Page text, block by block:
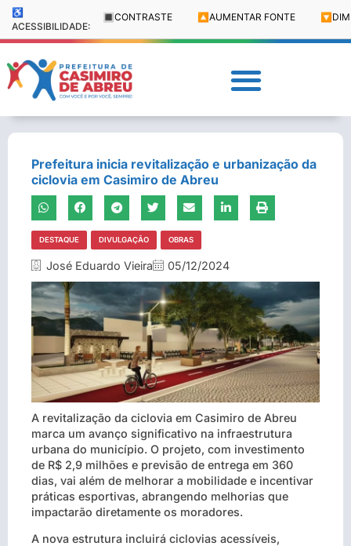
♿
ACESSIBILIDADE:
🔳 CONTRASTE 🔼 AUMENTAR FONTE 🔽
Prefeitura inicia revitalização e urbanização da
ciclovia em Casimiro de Abreu
DESTAQUE DIVULGAÇÃO OBRAS
José Eduardo Vieira 05/12/2024
A revitalização da ciclovia em Casimiro de Abreu
marca um avanço significativo na infraestrutura
urbana do município. O projeto, com investimento
de R$ 2,9 milhões e previsão de entrega em 360
dias, vai além de melhorar a mobilidade e incentivar
práticas esportivas, abrangendo melhorias que
impactarão diretamente os moradores.
A nova estrutura incluirá ciclovias acessíveis,